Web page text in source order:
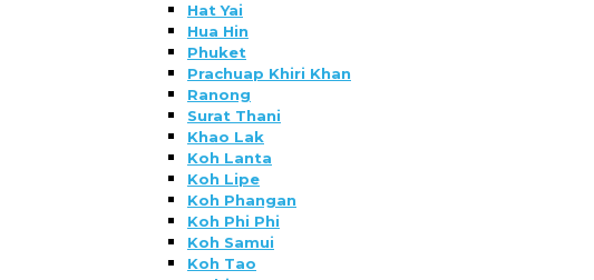
Hat Yai
Hua Hin
Phuket
Prachuap Khiri Khan
Ranong
Surat Thani
Khao Lak
Koh Lanta
Koh Lipe
Koh Phangan
Koh Phi Phi
Koh Samui
Koh Tao